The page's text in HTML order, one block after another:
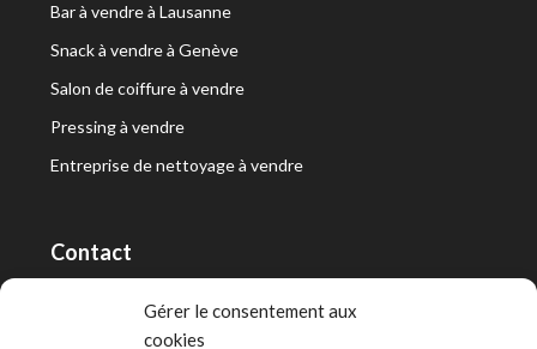
Gérer le consentement aux
cookies
Bar à vendre à Lausanne
Snack à vendre à Genève
Salon de coiffure à vendre
Pressing à vendre
Entreprise de nettoyage à vendre
Contact
RT Capital First SA/Ltd